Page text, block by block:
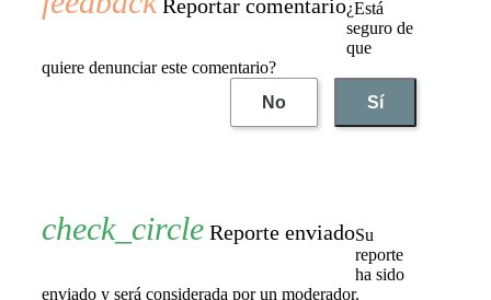
Reportar comentario¿Está
seguro de
que
quiere denunciar este comentario?
No
Sí
Reporte enviadoSu
reporte
ha sido
enviado y será considerada por un moderador.